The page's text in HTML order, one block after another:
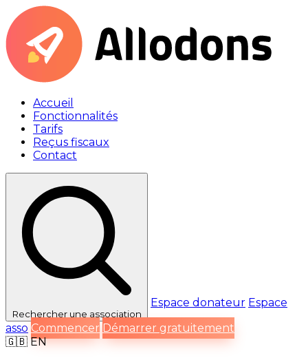
Accueil
Fonctionnalités
Tarifs
Reçus fiscaux
Contact
Rechercherune association
Espace donateur Espace
asso Commencer Démarrer gratuitement
🇬🇧 EN